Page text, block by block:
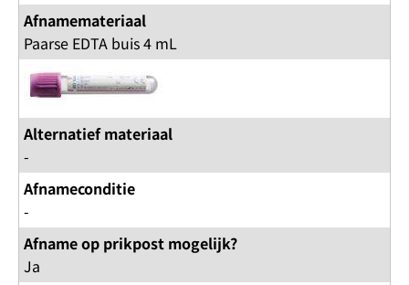
Afnamemateriaal
Paarse EDTA buis 4 mL
Alternatief materiaal
-
Afnameconditie
-
Afname op prikpost mogelijk?
Ja